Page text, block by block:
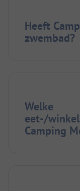
Heeft
zwembad?
Welke
eet-/
Camping